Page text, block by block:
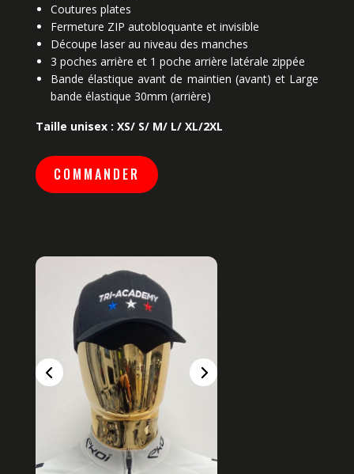
Coutures plates
Fermeture ZIP autobloquante et invisible
Découpe laser au niveau des manches
3 poches arrière et 1 poche arrière latérale zippée
Bande élastique avant de maintien (avant) et Large
bande élastique 30mm (arrière)
Taille unisex : XS/ S/ M/ L/ XL/2XL
COMMANDER